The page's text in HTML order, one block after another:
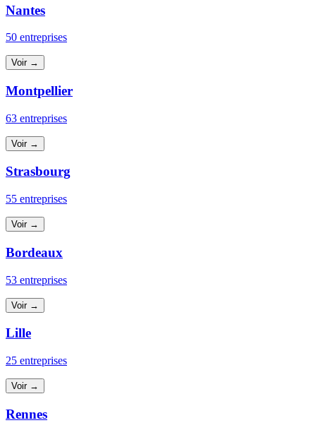
Nantes
50 entreprises
Voir →
Montpellier
63 entreprises
Voir →
Strasbourg
55 entreprises
Voir →
Bordeaux
53 entreprises
Voir →
Lille
25 entreprises
Voir →
Rennes